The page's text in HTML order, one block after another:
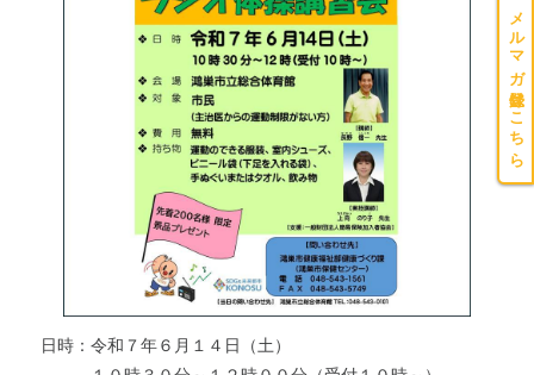
日時：令和７年６月１４日（土）
メルマガ登録はこちら